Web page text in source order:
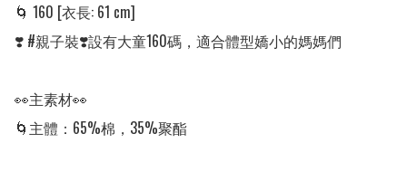
🌀 160 [衣長: 61 cm]
❣️ #親子裝❣️設有大童160碼，適合體型嬌小的媽媽們
👀主素材👀
🌀主體：65%棉，35%聚酯